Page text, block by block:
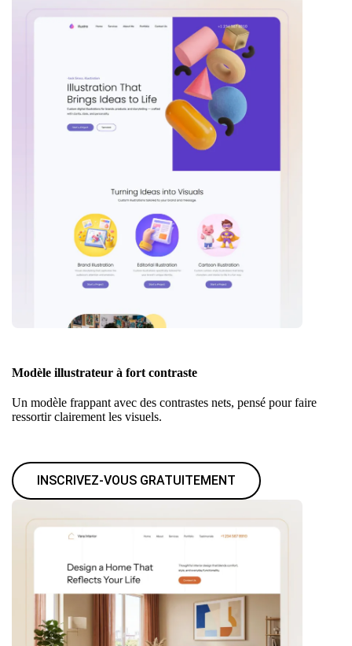
Modèle illustrateur à fort contraste
Un modèle frappant avec des contrastes nets, pensé pour faire
ressortir clairement les visuels.
INSCRIVEZ-VOUS GRATUITEMENT